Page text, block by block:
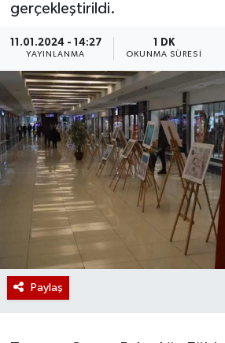
gerçekleştirildi.
11.01.2024 - 14:27
YAYINLANMA
1 DK
OKUNMA SÜRESI
Paylaş
SAĞLIK-YAŞAM
Haber Arşivi